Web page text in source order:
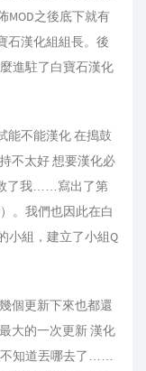
MOD之後底下就有
石漢化組組長。後
進駐了白寶石漢化
能不能漢化 在搗鼓
不太好 想要漢化必
救了我……寫出了第
。我們也因此在白
小組，建立了小組Q
個更新下來也都還
大的一次更新 漢化
知道丟哪去了……